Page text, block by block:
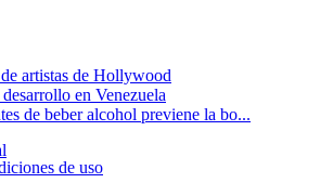
artistas de Hollywood
en Venezuela
de beber alcohol previene la bo...
de uso